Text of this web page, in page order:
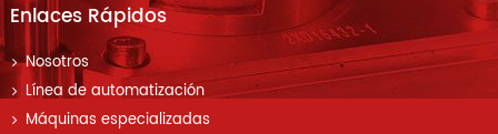
Enlaces Rápidos
Nosotros
Línea de automatización
Máquinas especializadas